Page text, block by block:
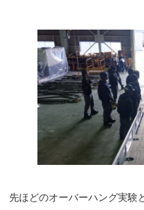
先ほどのオーバーハング実験